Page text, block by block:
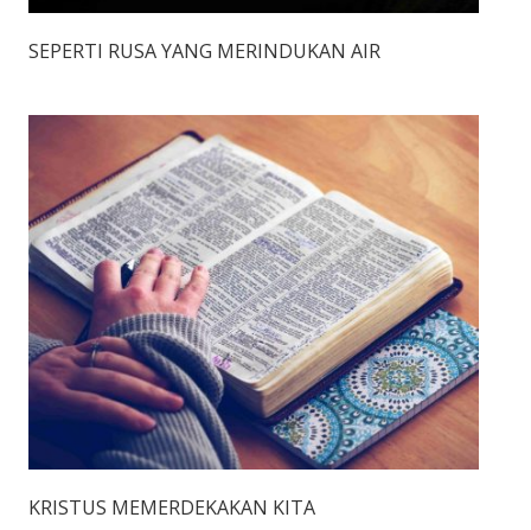
SEPERTI RUSA YANG MERINDUKAN AIR
KRISTUS MEMERDEKAKAN KITA